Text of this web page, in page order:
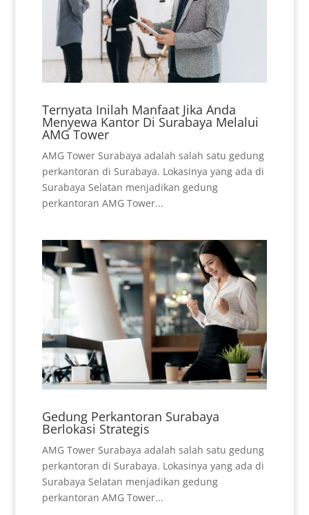
Ternyata Inilah Manfaat Jika Anda
Menyewa Kantor Di Surabaya Melalui
AMG Tower
AMG Tower Surabaya adalah salah satu gedung
perkantoran di Surabaya. Lokasinya yang ada di
Surabaya Selatan menjadikan gedung
perkantoran AMG Tower...
Gedung Perkantoran Surabaya
Berlokasi Strategis
AMG Tower Surabaya adalah salah satu gedung
perkantoran di Surabaya. Lokasinya yang ada di
Surabaya Selatan menjadikan gedung
perkantoran AMG Tower...